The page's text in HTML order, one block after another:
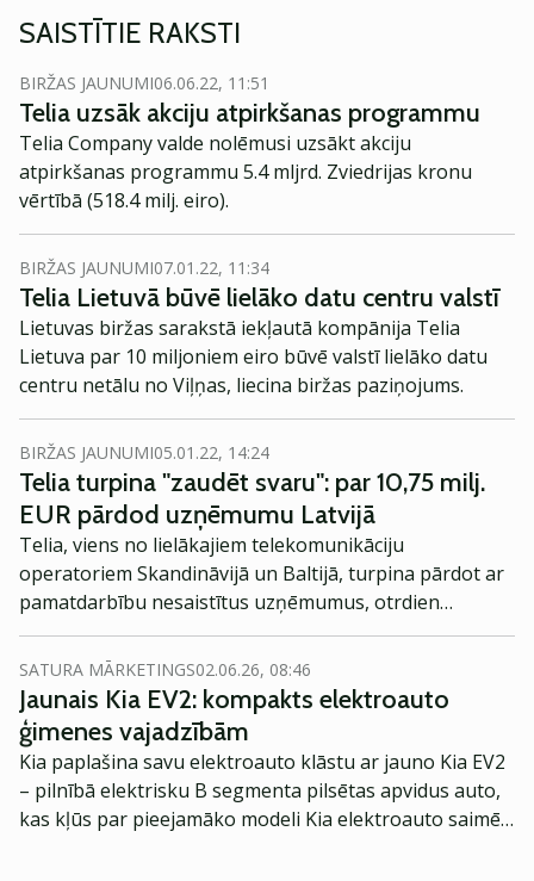
SAISTĪTIE RAKSTI
BIRŽAS JAUNUMI06.06.22, 11:51
Telia uzsāk akciju atpirkšanas programmu
Telia Company valde nolēmusi uzsākt akciju
atpirkšanas programmu 5.4 mljrd. Zviedrijas kronu
vērtībā (518.4 milj. eiro).
BIRŽAS JAUNUMI07.01.22, 11:34
Telia Lietuvā būvē lielāko datu centru valstī
Lietuvas biržas sarakstā iekļautā kompānija Telia
Lietuva par 10 miljoniem eiro būvē valstī lielāko datu
centru netālu no Viļņas, liecina biržas paziņojums.
BIRŽAS JAUNUMI05.01.22, 14:24
Telia turpina "zaudēt svaru": par 10,75 milj.
EUR pārdod uzņēmumu Latvijā
Telia, viens no lielākajiem telekomunikāciju
operatoriem Skandināvijā un Baltijā, turpina pārdot ar
pamatdarbību nesaistītus uzņēmumus, otrdien
paziņoja par 100% Telia Latvija valstij piederošo Tet
akciju pārdošanu par 10,75 miljoniem EUR, ieskaitot
Telia Company aizdevuma refinansēšanu.
SATURA MĀRKETINGS02.06.26, 08:46
Jaunais Kia EV2: kompakts elektroauto
ģimenes vajadzībām
Kia paplašina savu elektroauto klāstu ar jauno Kia EV2
– pilnībā elektrisku B segmenta pilsētas apvidus auto,
kas kļūs par pieejamāko modeli Kia elektroauto saimē